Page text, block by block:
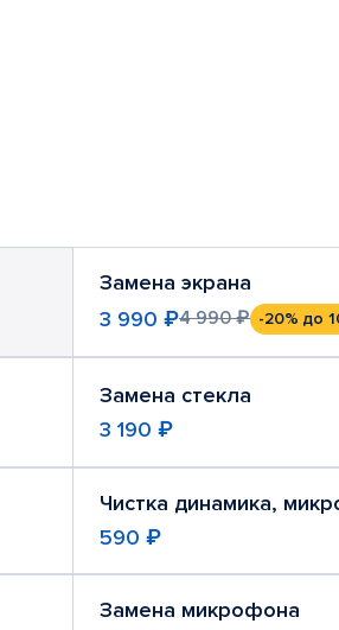
Замена экрана
3 990 ₽4 990 ₽ -20% до
Замена стекла
3 190 ₽
Чистка динамика,
590 ₽
Замена микрофона